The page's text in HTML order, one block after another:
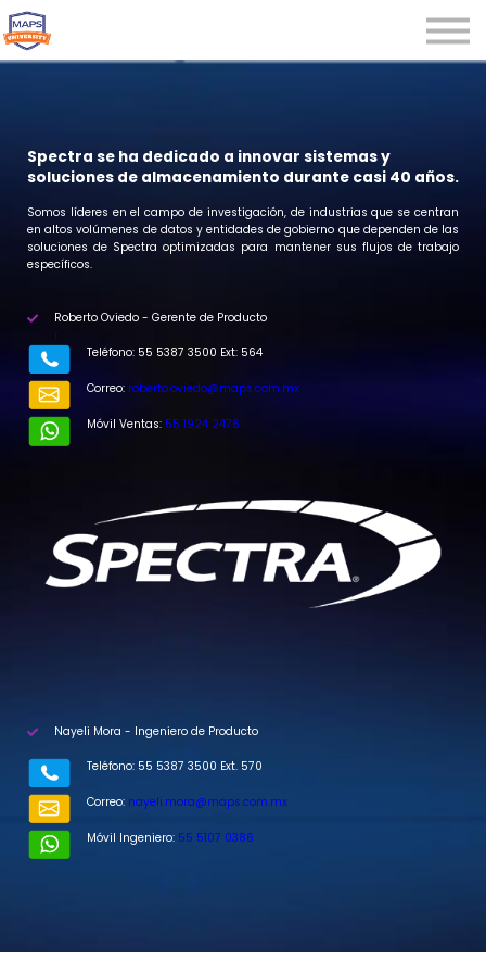
Seminarios
Iniciar sesión
Spectra se ha dedicado a innovar sistemas y
soluciones de almacenamiento durante casi 40 años.
Somos líderes en el campo de investigación, de industrias que se centran
en altos volúmenes de datos y entidades de gobierno que dependen de las
soluciones de Spectra optimizadas para mantener sus flujos de trabajo
específicos.
Roberto Oviedo - Gerente de Producto
Teléfono: 55 5387 3500 Ext: 564
Correo: roberto.oviedo@maps.com.mx
Móvil Ventas: 55 1924 2476
Nayeli Mora - Ingeniero de Producto
Teléfono: 55 5387 3500 Ext. 570
Correo: nayeli.mora@maps.com.mx
Móvil Ingeniero: 55 5107 0386